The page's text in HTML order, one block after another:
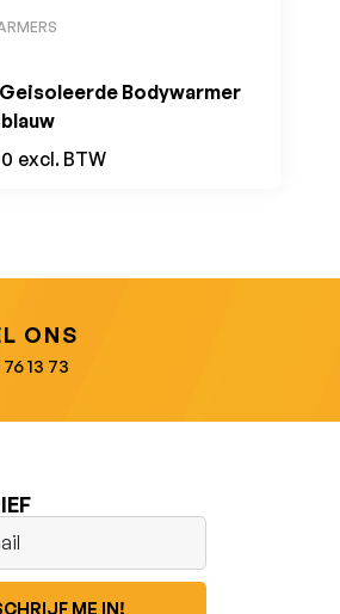
Bodywarmer
excl. BTW
ONS
76 13 73
ME IN!